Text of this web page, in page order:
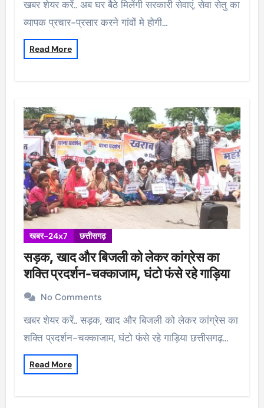
खबर शेयर करें.. अब घर बैठे मिलेंगी सरकारी सेवाएं, सेवा सेतु का
व्यापक प्रचार-प्रसार करने गांवों मे होगी…
Read More
खबर-24x7 छत्तीसगढ़
सड़क, खाद और बिजली को लेकर कांग्रेस का
शक्ति प्रदर्शन-चक्काजाम, घंटो फंसे रहे गाड़िया
No Comments
खबर शेयर करें.. सड़क, खाद और बिजली को लेकर कांग्रेस का
शक्ति प्रदर्शन-चक्काजाम, घंटो फंसे रहे गाड़िया छत्तीसगढ़…
Read More